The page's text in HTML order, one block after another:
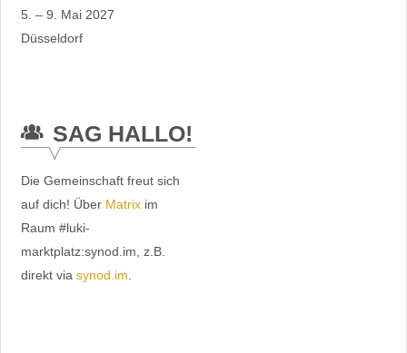
5. – 9. Mai 2027
Düsseldorf
SAG HALLO!
Die Gemeinschaft freut sich
auf dich! Über Matrixim
Raum #luki-
marktplatz:synod.im, z.B.
direkt via synod.im